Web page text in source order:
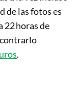
de las fotos es
22 horas de
.